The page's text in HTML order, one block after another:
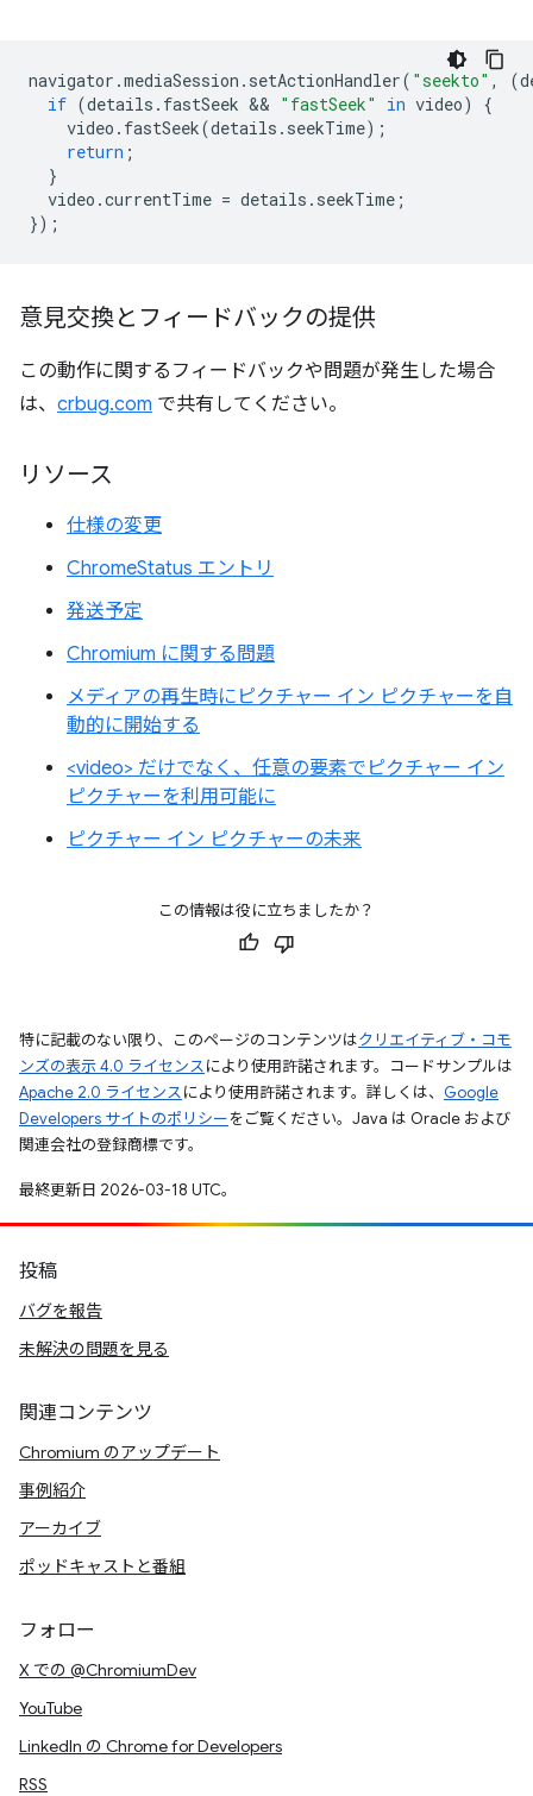
navigator .mediaSession . setActionHandler( "seekto" , (
if (details . fastSeek && "fastSeek" in video)
{
video . fastSeek(details . seekTime);
return ;
}
video .currentTime = details . seekTime ;
});
意見交換とフィードバックの提供
この動作に関するフィードバックや問題が発生した場合
は、 crbug.com で共有してください。
リソース
仕様の変更
ChromeStatus エントリ
発送予定
Chromium に関する問題
メディアの再生時にピクチャー イン ピクチャーを自
動的に開始する
<video> だけでなく、任意の要素でピクチャー イン
ピクチャーを利用可能に
ピクチャー イン ピクチャーの未来
この情報は役に立ちましたか？
特に記載のない限り、このページのコンテンツはクリエイティブ・コモ
ンズの表示 4.0 ライセンスにより使用許諾されます。コードサンプルは
Apache 2.0 ライセンスにより使用許諾されます。詳しくは、 Google
Developers サイトのポリシーをご覧ください。Java は Oracle および
関連会社の登録商標です。
最終更新日 2026-03-18 UTC。
投稿
バグを報告
未解決の問題を見る
関連コンテンツ
Chromium のアップデート
事例紹介
アーカイブ
ポッドキャストと番組
フォロー
X での @ChromiumDev
YouTube
LinkedIn の Chrome for Developers
RSS